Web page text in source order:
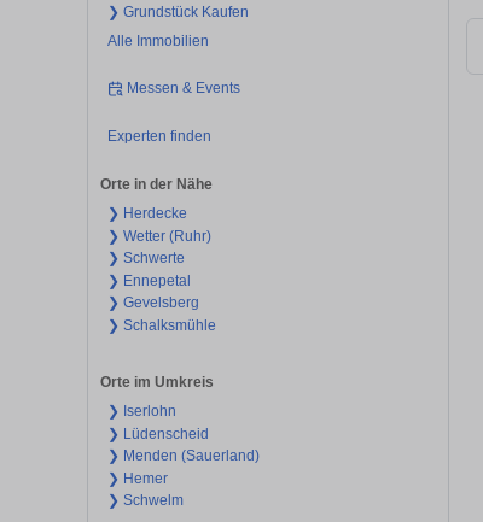
❯ Grundstück Kaufen
Alle Immobilien
Messen & Events
Experten finden
Orte in der Nähe
❯ Herdecke
❯ Wetter (Ruhr)
❯ Schwerte
❯ Ennepetal
❯ Gevelsberg
❯ Schalksmühle
Orte im Umkreis
❯ Iserlohn
❯ Lüdenscheid
❯ Menden (Sauerland)
❯ Hemer
❯ Schwelm